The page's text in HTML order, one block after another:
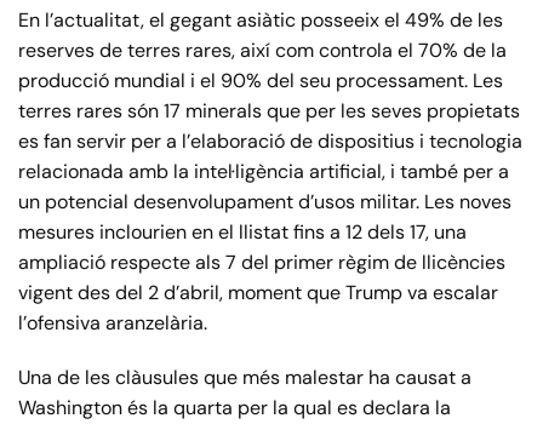
En l’actualitat, el gegant asiàtic posseeix el 49% de les
reserves de terres rares, així com controla el 70% de la
producció mundial i el 90% del seu processament. Les
terres rares són 17 minerals que per les seves propietats
es fan servir per a l’elaboració de dispositius i tecnologia
relacionada amb la intel·ligència artificial, i també per a
un potencial desenvolupament d’usos militar. Les noves
mesures inclourien en el llistat fins a 12 dels 17, una
ampliació respecte als 7 del primer règim de llicències
vigent des del 2 d’abril, moment que Trump va escalar
l’ofensiva aranzelària.
Una de les clàusules que més malestar ha causat a
Washington és la quarta per la qual es declara la